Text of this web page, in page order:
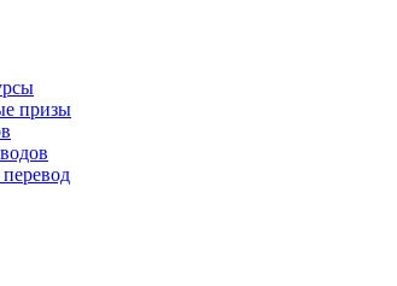
призы